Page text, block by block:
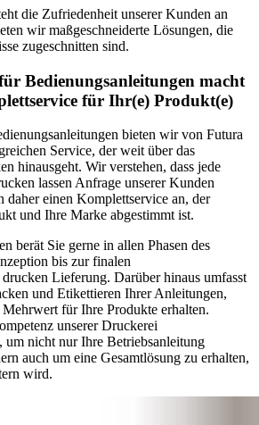
die Zufriedenheit unserer Kunden an
wir maßgeschneiderte Lösungen, die
zugeschnitten sind.
Bedienungsanleitungen macht
für Ihr(e) Produkt(e)
bieten wir von Futura
Service, der weit über das
hinausgeht. Wir verstehen, dass jede
lassen Anfrage unserer Kunden
daher einen Komplettservice an, der
und Ihre Marke abgestimmt ist.
berät Sie gerne in allen Phasen des
bis zur finalen
Lieferung. Darüber hinaus umfasst
und Etikettieren Ihrer Anleitungen,
Mehrwert für Ihre Produkte erhalten.
unserer Druckerei
um nicht nur Ihre Betriebsanleitung
auch um eine Gesamtlösung zu erhalten,
wird.